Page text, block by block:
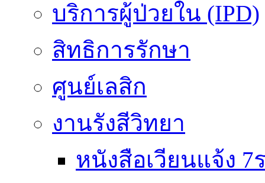
บริการผู้ป่วยใน (IPD)
สิทธิการรักษา
ศูนย์เลสิก
งานรังสีวิทยา
หนังสือเวียนแจ้ง 7